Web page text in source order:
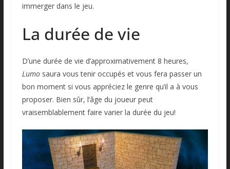
immerger dans le jeu.
La durée de vie
D’une durée de vie d’approximativement 8 heures,
Lumosaura vous tenir occupés et vous fera passer un
bon moment si vous appréciez le genre qu’il a à vous
proposer. Bien sûr, l’âge du joueur peut
vraisemblablement faire varier la durée du jeu!